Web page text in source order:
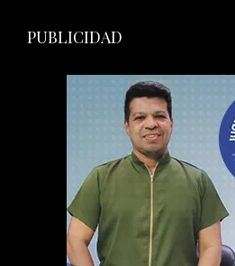
PUBLICIDAD